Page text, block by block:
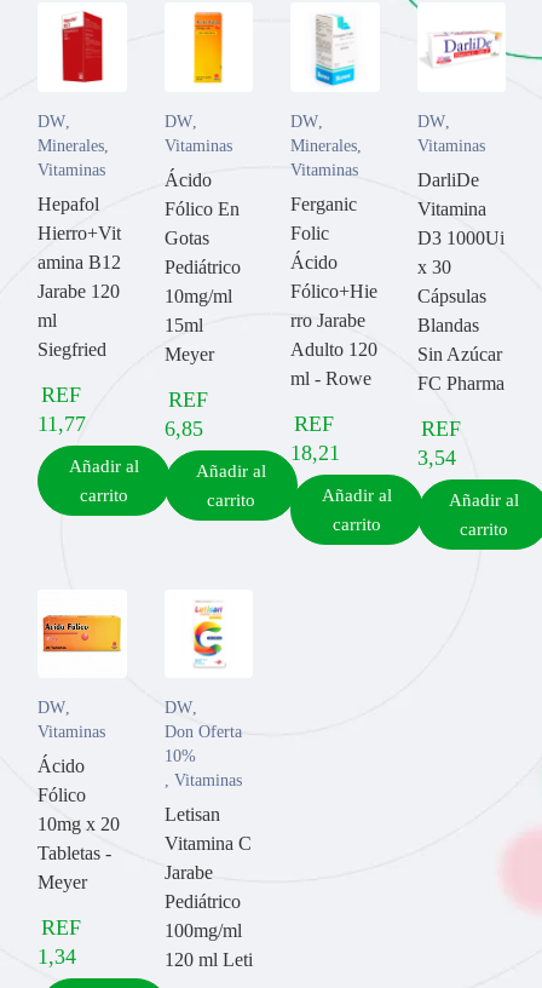
DW
Minerales
Vitaminas
Hepafol
Hierro+Vit
amina B12
Jarabe 120
ml
Siegfried
REF
11,77
Añadir al
carrito
DW,
Vitaminas
Ácido
Fólico En
Gotas
Pediátrico
10mg/ml
15ml
Meyer
REF
6,85
Añadir al
carrito
DW
Minerales
Vitaminas
Ferganic
Folic
Ácido
Fólico+Hie
rro Jarabe
Adulto 120
ml - Rowe
REF
18,21
Añadir al
carrito
DW,
Vitaminas
DarliDe
Vitamina
D3 1000Ui
x 30
Cápsulas
Blandas
Sin Azúcar
FC Pharma
REF
3,54
Añadir al
carrito
DW,
Vitaminas
Ácido
Fólico
10mg x 20
Tabletas -
Meyer
REF
1,34
DW,
Don Oferta
10%
, Vitaminas
Letisan
Vitamina C
Jarabe
Pediátrico
100mg/ml
120 ml Leti